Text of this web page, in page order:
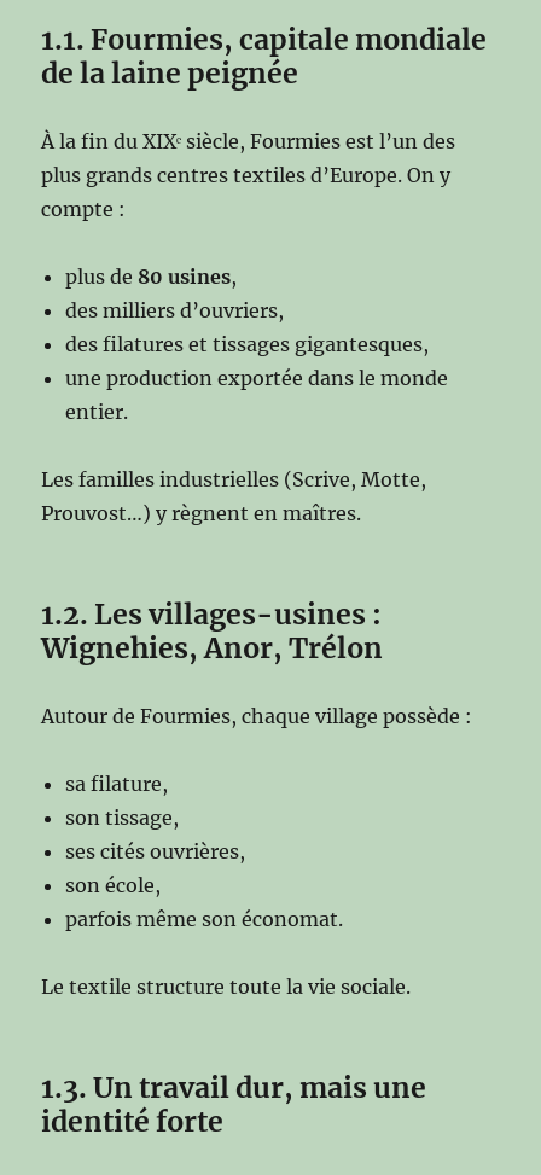
1.1. Fourmies, capitale mondiale
de la laine peignée
À la fin du XIXᵉ siècle, Fourmies est l’un des
plus grands centres textiles d’Europe. On y
compte :
plus de 80 usines,
des milliers d’ouvriers,
des filatures et tissages gigantesques,
une production exportée dans le monde
entier.
Les familles industrielles (Scrive, Motte,
Prouvost…) y règnent en maîtres.
1.2. Les villages-usines :
Wignehies, Anor, Trélon
Autour de Fourmies, chaque village possède :
sa filature,
son tissage,
ses cités ouvrières,
son école,
parfois même son économat.
Le textile structure toute la vie sociale.
1.3. Un travail dur, mais une
identité forte